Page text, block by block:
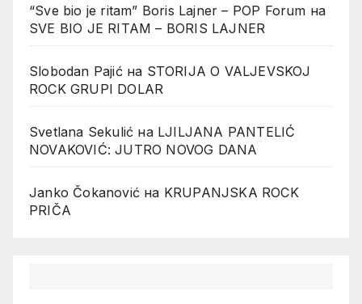
“Sve bio je ritam” Boris Lajner – POP Forum на
SVE BIO JE RITAM – BORIS LAJNER
Slobodan Pajićна STORIJA O VALJEVSKOJ
ROCK GRUPI DOLAR
Svetlana Sekulić на LJILJANA PANTELIĆ
NOVAKOVIĆ: JUTRO NOVOG DANA
Janko Čokanović на KRUPANJSKA ROCK
PRIČA